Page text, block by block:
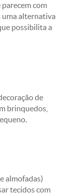
parecem com
uma alternativa
possibilita a
de
brinquedos,
almofadas)
tecidos com